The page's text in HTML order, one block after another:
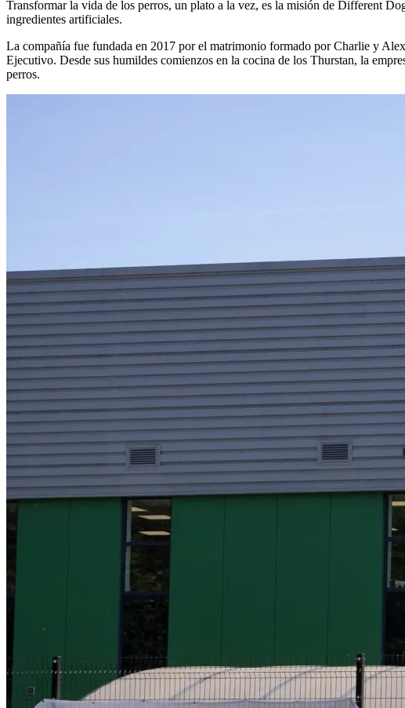
Transformar la vida de los perros, un plato a la vez, es la misión de Different
ingredientes artificiales.
La compañía fue fundada en 2017 por el matrimonio formado por Charlie y
Ejecutivo. Desde sus humildes comienzos en la cocina de los Thurstan, la
perros.